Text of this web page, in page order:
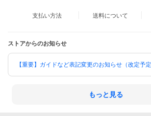
支払い方法 送料について
ストアからのお知らせ
【重要】ガイドなど表記変更のお知らせ（改定予
もっと見る